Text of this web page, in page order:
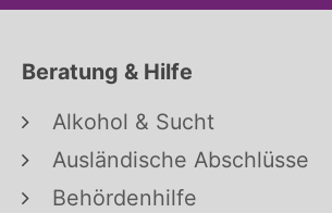
Beratung & Hilfe
Alkohol & Sucht
Ausländische Abschlüsse
Behördenhilfe